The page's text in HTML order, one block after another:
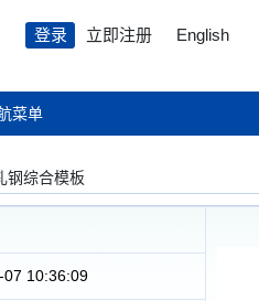
登录 立即注册 English
菜单
钢综合模板
07 10:36:09